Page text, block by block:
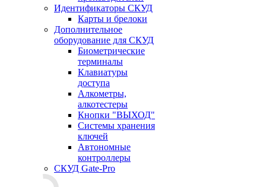
Идентификаторы СКУД
Карты и брелоки
Дополнительное
оборудование для СКУД
Биометрические
терминалы
Клавиатуры
доступа
Алкометры,
алкотестеры
Кнопки "ВЫХОД"
Системы хранения
ключей
Автономные
контроллеры
СКУД Gate-Pro